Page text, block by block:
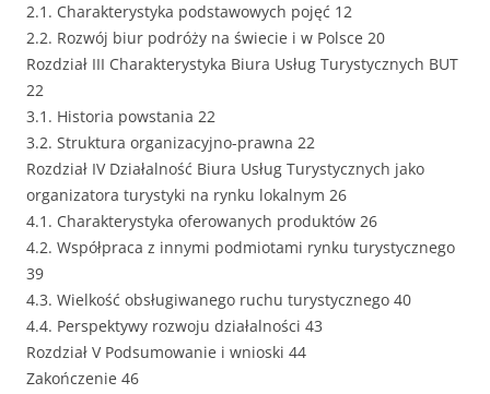
2.1. Charakterystyka podstawowych pojęć 12
2.2. Rozwój biur podróży na świecie i w Polsce 20
Rozdział III Charakterystyka Biura Usług Turystycznych BUT
22
3.1. Historia powstania 22
3.2. Struktura organizacyjno-prawna 22
Rozdział IV Działalność Biura Usług Turystycznych jako
organizatora turystyki na rynku lokalnym 26
4.1. Charakterystyka oferowanych produktów 26
4.2. Współpraca z innymi podmiotami rynku turystycznego
39
4.3. Wielkość obsługiwanego ruchu turystycznego 40
4.4. Perspektywy rozwoju działalności 43
Rozdział V Podsumowanie i wnioski 44
Zakończenie 46